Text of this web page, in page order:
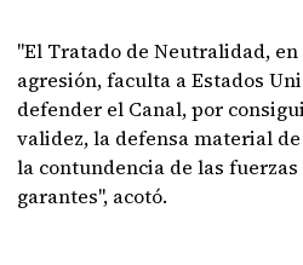
"El Tratado de Neutralidad,
agresión, faculta a Estados
defender el Canal, por
validez, la defensa material
la contundencia de las
garantes", acotó.